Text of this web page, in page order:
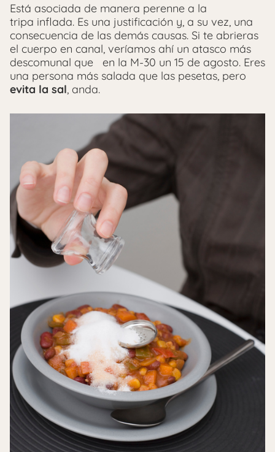
Está asociada de manera perenne a la
tripa inflada. Es una justificación y, a su vez, una
consecuencia de las demás causas. Si te abrieras
el cuerpo en canal, veríamos ahí un atasco más
descomunal que en la M-30 un 15 de agosto. Eres
una persona más salada que las pesetas, pero
evita la sal, anda.